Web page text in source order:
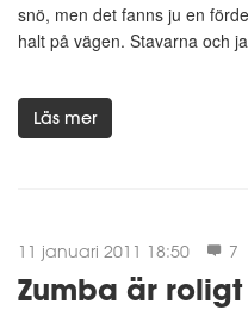
snö, men det fanns ju en
halt på vägen. Stavarna och
Läs mer
11 januari 2011 18:50 7
Zumba är roligt